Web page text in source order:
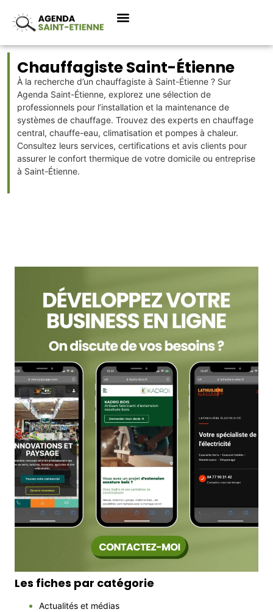
Chauffagiste Saint-Étienne
À la recherche d’un chauffagiste à Saint-Étienne ? Sur
Agenda Saint-Étienne, explorez une sélection de
professionnels pour l’installation et la maintenance de
systèmes de chauffage. Trouvez des experts en chauffage
central, chauffe-eau, climatisation et pompes à chaleur.
Consultez leurs services, certifications et avis clients pour
assurer le confort thermique de votre domicile ou entreprise
à Saint-Étienne.
Les fiches par catégorie
Actualités et médias